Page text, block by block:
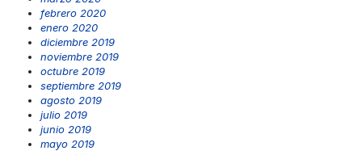
febrero 2020
enero 2020
diciembre 2019
noviembre 2019
octubre 2019
septiembre 2019
agosto 2019
julio 2019
junio 2019
mayo 2019